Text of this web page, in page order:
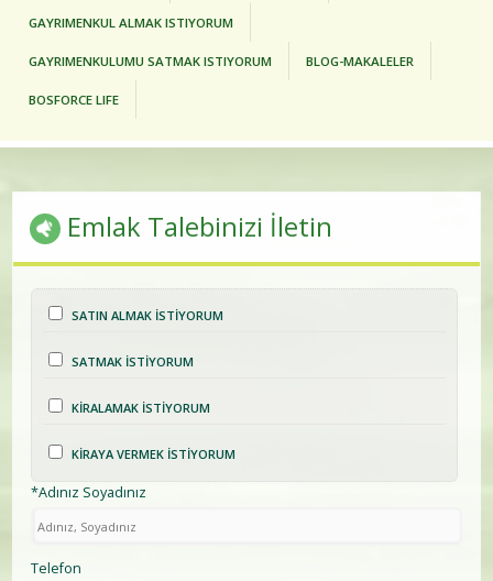
GAYRIMENKUL ALMAK ISTIYORUM
GAYRIMENKULUMU SATMAK ISTIYORUM BLOG-MAKALELER
BOSFORCE LIFE
Emlak Talebinizi İletin
SATIN ALMAK İSTİYORUM
SATMAK İSTİYORUM
KİRALAMAK İSTİYORUM
KİRAYA VERMEK İSTİYORUM
*Adınız Soyadınız
Telefon